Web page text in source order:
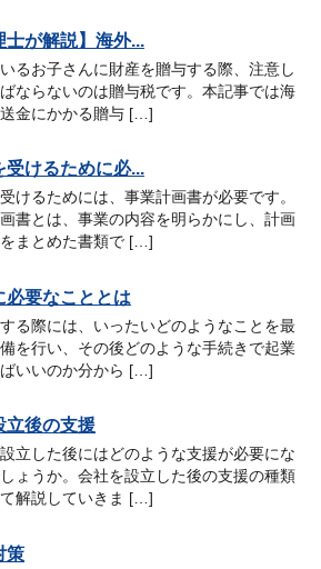
士が解説】海外...
るお子さんに財産を贈与する際、注意し
ならないのは贈与税です。本記事では海
金にかかる贈与 […]
受けるために必...
けるためには、事業計画書が必要です。
書とは、事業の内容を明らかにし、計画
まとめた書類で […]
必要なこととは
る際には、いったいどのようなことを最
を行い、その後どのような手続きで起業
いいのか分から […]
立後の支援
立した後にはどのような支援が必要にな
ょうか。会社を設立した後の支援の種類
解説していきま […]
策